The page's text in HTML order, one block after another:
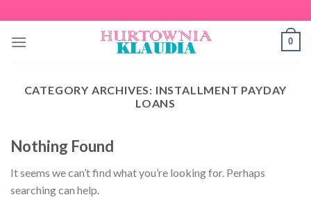
to
content
0
CATEGORY ARCHIVES: INSTALLMENT PAYDAY
LOANS
Nothing Found
It seems we can’t find what you’re looking for. Perhaps
searching can help.